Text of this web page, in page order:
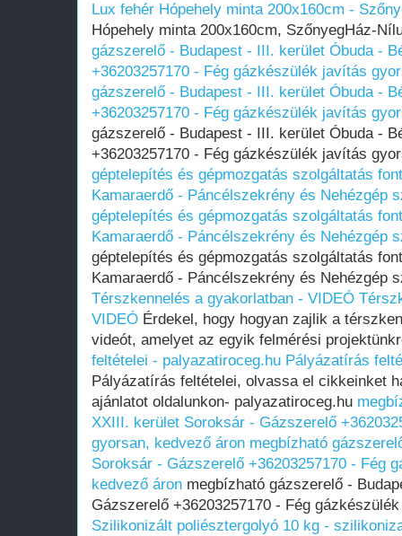
Lux fehér Hópehely minta 200x160cm -
Hópehely minta 200x160cm, SzőnyegHáz-
gázszerelő - Budapest - III. kerület Óbuda -
+36203257170 - Fég gázkészülék javítás
gázszerelő - Budapest - III. kerület Óbuda -
+36203257170 - Fég gázkészülék javítás
gázszerelő - Budapest - III. kerület Óbuda -
+36203257170 - Fég gázkészülék javítás
géptelepítés és gépmozgatás szolgáltatás
Kamaraerdő - Páncélszekrény és Nehézgép
géptelepítés és gépmozgatás szolgáltatás
Kamaraerdő - Páncélszekrény és Nehézgép
géptelepítés és gépmozgatás szolgáltatás
Kamaraerdő - Páncélszekrény és Nehézgép
Térszkennelés a gyakorlatban - VIDEÓ
VIDEÓ Érdekel, hogy hogyan zajlik a
videót, amelyet az egyik felmérési
feltételei - palyazatiroceg.hu Pályázatírás
Pályázatírás feltételei, olvassa el cikkeinket
ajánlatot oldalunkon- palyazatiroceg.hu
XXIII. kerület Soroksár - Gázszerelő
gyorsan, kedvező áron megbízható
Soroksár - Gázszerelő +36203257170 - Fég
kedvező áron megbízható gázszerelő -
Gázszerelő +36203257170 - Fég
Szilikonizált poliésztergolyó 10 kg -